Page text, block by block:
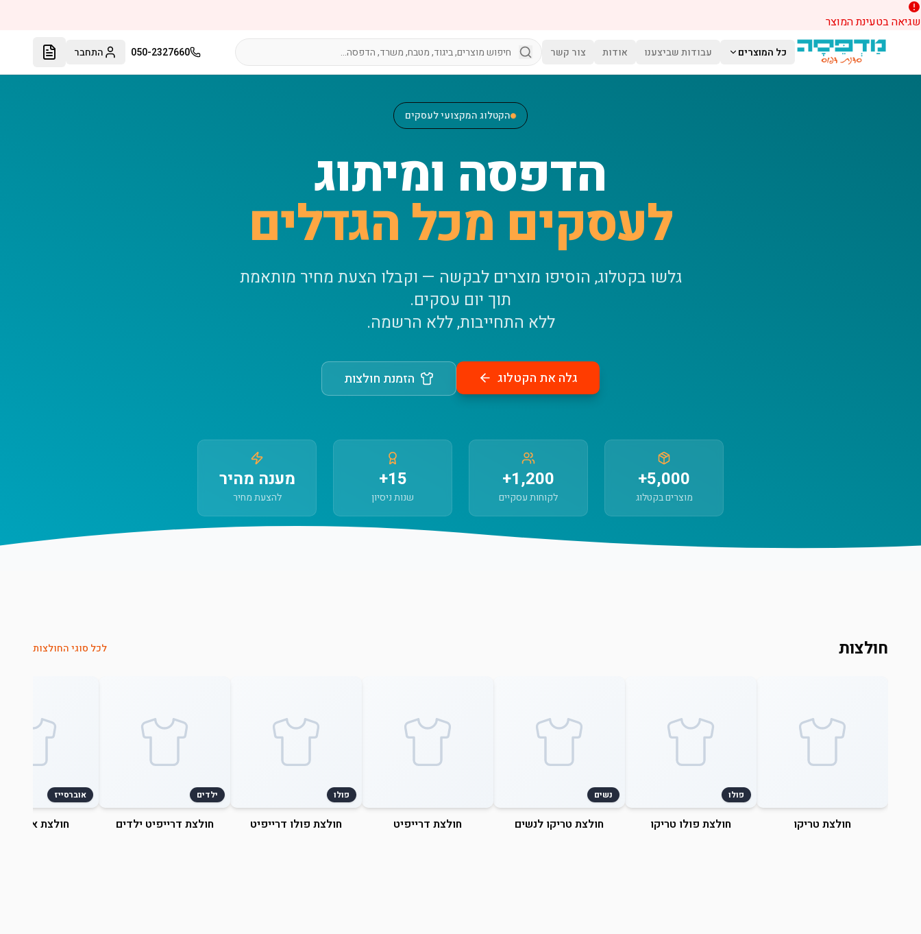
שגיאה בטעינת המוצר
דלג לתוכן הראשי
כל המוצרים עבודות שביצענו אודות צור קשר 050-2327660 התחבר
הקטלוג המקצועי לעסקים
הדפסה ומיתוג
לעסקים מכל הגדלים
גלשו בקטלוג, הוסיפו מוצרים לבקשה — וקבלו הצעת מחיר מותאמת
תוך יום עסקים.
ללא התחייבות, ללא הרשמה.
גלה את הקטלוג הזמנת חולצות
5,000+
מוצרים בקטלוג
1,200+
לקוחות עסקיים
15+
שנות ניסיון
מענה מהיר
להצעת מחיר
חולצות לכל סוגי החולצות
חולצת טריקו
פולו
חולצת פולו טריקו
נשים
חולצת טריקו לנשים חולצת דרייפיט
פולו
חולצת פולו דרייפיט
ילדים
חולצת דרייפיט ילדים
אוברסייז
חולצת